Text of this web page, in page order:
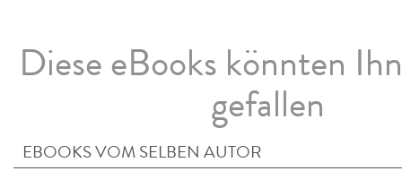
Diese eBooks könnten
gefallen
EBOOKS VOM SELBEN AUTOR